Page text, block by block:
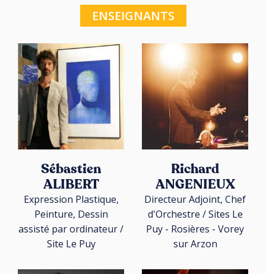
ENSEIGNANTS
Sébastien
ALIBERT
Expression Plastique,
Peinture, Dessin
assisté par ordinateur /
Site Le Puy
Richard
ANGENIEUX
Directeur Adjoint, Chef
d'Orchestre / Sites Le
Puy - Rosières - Vorey
sur Arzon